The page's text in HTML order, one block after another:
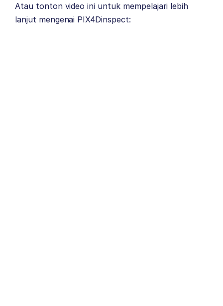
Atau tonton video ini untuk mempelajari lebih
lanjut mengenai PIX4Dinspect: